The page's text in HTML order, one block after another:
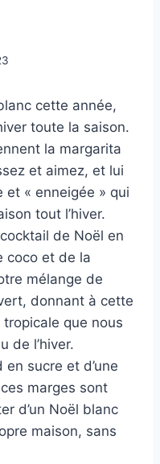
cette année,
toute la saison.
la margarita
et aimez, et lui
« enneigée » qui
tout l’hiver.
de Noël en
coco et de la
mélange de
donnant à cette
que nous
de l’hiver.
en sucre et d’une
marges sont
d’un Noël blanc
maison, sans